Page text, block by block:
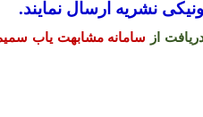
نشریه ارسال نمایند.
از سامانه مشابهت یاب